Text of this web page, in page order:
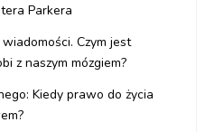
Parkera
Czym jest
z naszym mózgiem?
Kiedy prawo do życia